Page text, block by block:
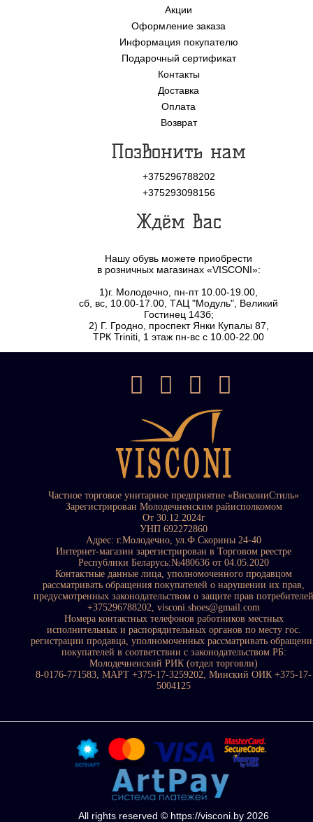
Акции
Оформление заказа
Информация покупателю
Подарочный сертификат
Контакты
Доставка
Оплата
Возврат
Позвонить нам
+375296788202
+375293098156
Ждём Вас
Нашу обувь можете приобрести
в розничных магазинах «VISCONI»:
1)г. Молодечно, пн-пт 10.00-19.00,
сб, вс, 10.00-17.00, ТАЦ "Модуль", Великий
Гостинец 143б;
2) Г. Гродно, проспект Янки Купалы 87,
ТРК Triniti, 1 этаж пн-вс с 10.00-22.00
Частное торговое унитарное предприятие «ВискониСтиль»
Зарегистрирован Молодечненским райисполкомом
От 30.12.2024г
УНП 692272860
Адрес: г.Молодечно, ул.Ф.Скорины 24-40
Интернет-магазин зарегистрирован в Торговом реестре
Республики Беларусь:№480636 от 04.05.2020
Контактные данные лица, уполномоченного продавцом
рассматривать обращения покупателей о нарушении их прав,
предусмотренных законодательством о защите прав потребителей
+375296788202, visconi.shoes@gmail.com
Номера контактных телефонов работников местных
исполнительных и распорядительных органов по месту гос.
регистрации продавца, уполномоченных рассматривать
покупателей в соответствии с законодательством РБ:
Молодечненский РИК (отдел торговли)
8-0176-771583, МАРТ +375-17-3259202, Минский ОИК +375-17-
5004125
All rights reserved © https://visconi.by 2026